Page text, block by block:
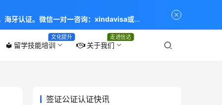
local_library 留学技能培训
文化提升
关于我们
走进信达
签证公证认证快讯
海牙认证。微信一对一咨询：xindavisa或
：留学签证 商务签证 探亲签证 旅游签证 涉外公证